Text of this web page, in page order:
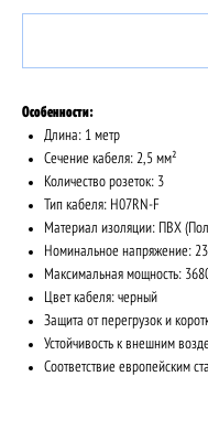
Особенности:
Длина: 1 метр
Сечение кабеля: 2,5 мм²
Количество розеток: 3
Тип кабеля: H07RN-F
Материал изоляции: ПВХ
Номинальное напряжение:
Максимальная мощность:
Цвет кабеля: черный
Защита от перегрузок и
Устойчивость к внешним
Соответствие европейским